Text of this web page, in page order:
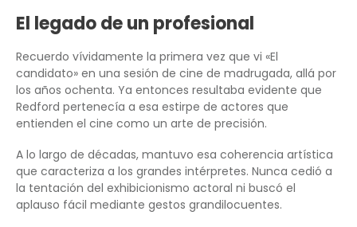
El legado de un profesional
Recuerdo vívidamente la primera vez que vi «El
candidato» en una sesión de cine de madrugada, allá por
los años ochenta. Ya entonces resultaba evidente que
Redford pertenecía a esa estirpe de actores que
entienden el cine como un arte de precisión.
A lo largo de décadas, mantuvo esa coherencia artística
que caracteriza a los grandes intérpretes. Nunca cedió a
la tentación del exhibicionismo actoral ni buscó el
aplauso fácil mediante gestos grandilocuentes.